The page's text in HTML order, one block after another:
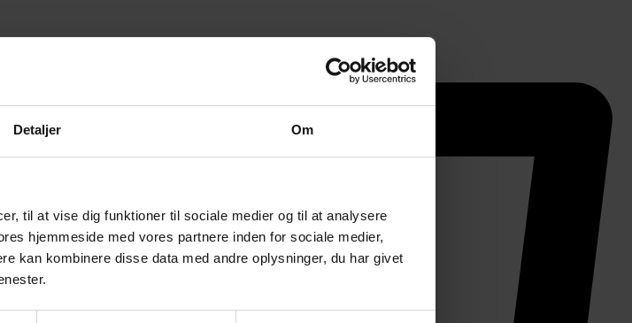
Detaljer Om
til at vise dig funktioner til sociale medier og til at analysere
hjemmeside med vores partnere inden for sociale medier,
kan kombinere disse data med andre oplysninger, du har givet